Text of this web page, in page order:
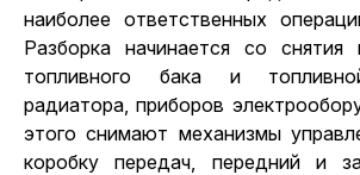
наиболее ответственных
Разборка начинается со снятия
топливного бака и
радиатора, приборов
этого снимают механизмы
коробку передач, передний и